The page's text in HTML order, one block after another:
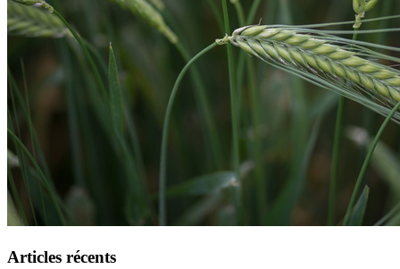
Articles récents